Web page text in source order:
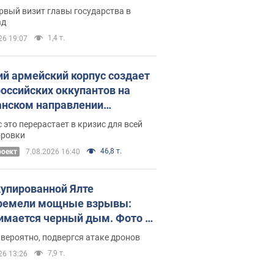
визит главы государства в
19:07 1,4 т.
армейский корпус создает
оккупантов на
направлении
дискомфорт: как это
это перерастает в кризис для всей
7.08.2026 16:40 46,8 т.
Ялте
мощные взрывы:
черный дым. Фото и
подвергся атаке дронов
13:26 7,9 т.